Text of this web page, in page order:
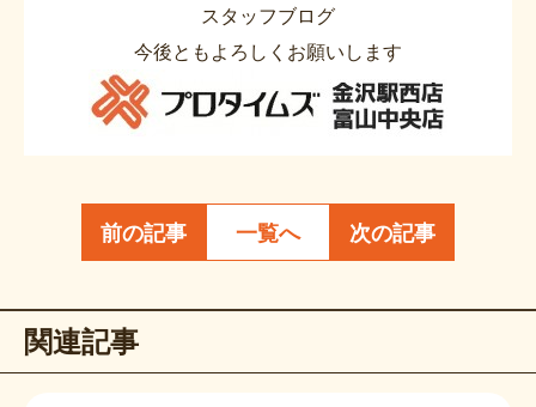
スタッフブログ
今後ともよろしくお願いします
前の記事 一覧へ 次の記事
関連記事